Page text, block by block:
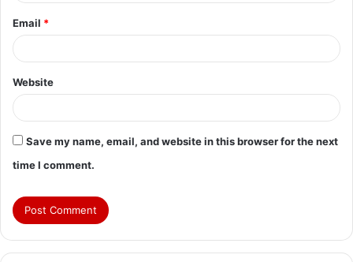
Email *
Website
Save my name, email, and website in this browser for the next
time I comment.